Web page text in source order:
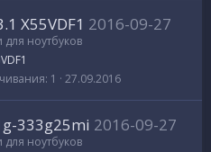
X55VDF1 2016-09-27
ноутбуков
1 27.09.2016
333g25mi 2016-09-27
ноутбуков